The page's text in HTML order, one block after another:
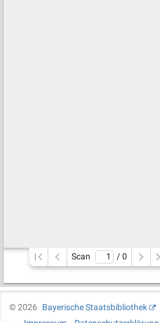
Scan / 0
©2026
Bayerische Staatsbibliothek